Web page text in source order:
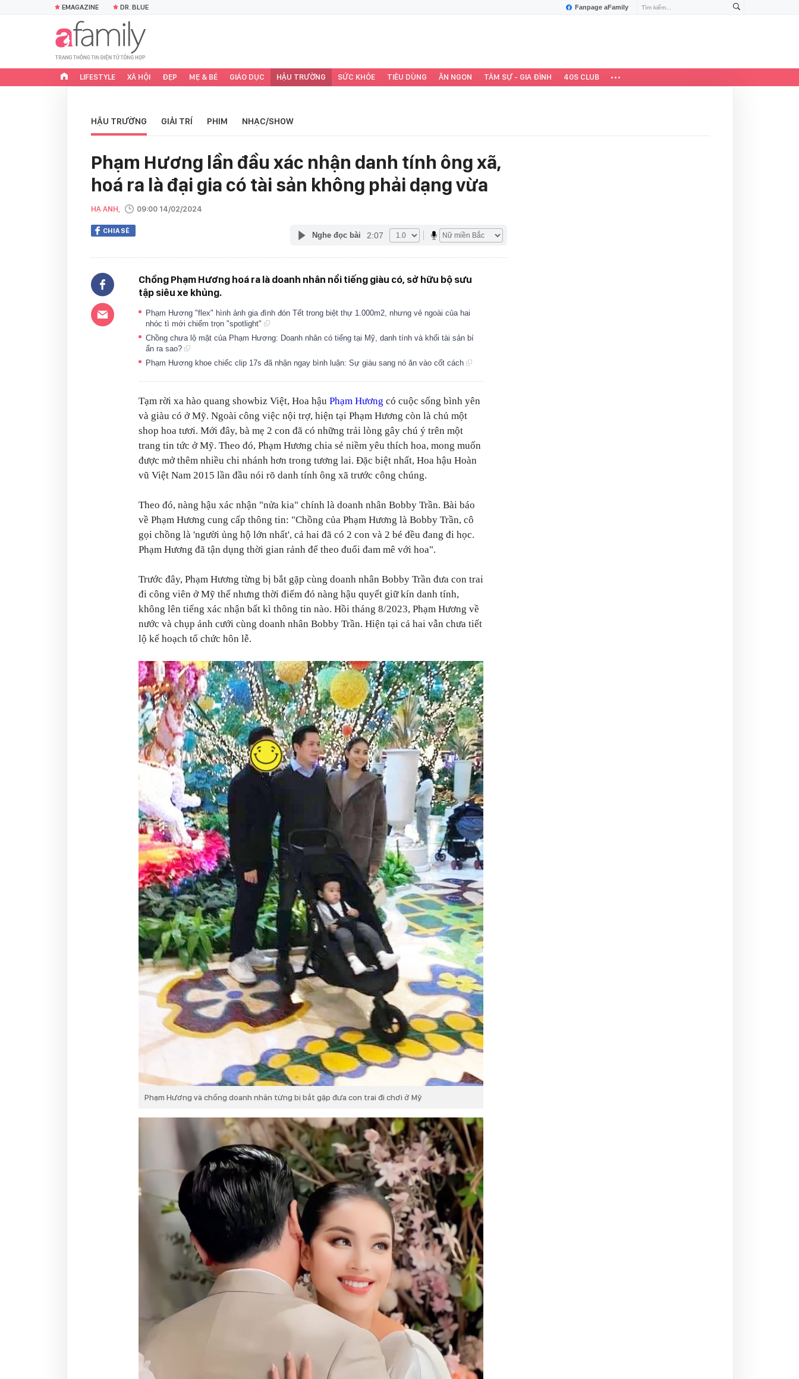
Fanpage aFamily
EMAGAZINE DR. BLUE
LIFESTYLE XÃ HỘI ĐẸP MẸ & BÉ GIÁO DỤC HẬU TRƯỜNG SỨC KHỎE TIÊU DÙNG ĂN NGON TÂM SỰ - GIA ĐÌNH 40S CLUB
HẬU TRƯỜNG GIẢI TRÍ PHIM NHẠC/SHOW
Phạm Hương lần đầu xác nhận danh tính ông xã,
hoá ra là đại gia có tài sản không phải dạng vừa
HẠ ANH, 09:00 14/02/2024
CHIA SẺ Nghe đọc bài 2:07
Chồng Phạm Hương hoá ra là doanh nhân nổi tiếng giàu có, sở hữu bộ sưu
tập siêu xe khủng.
Phạm Hương "flex" hình ảnh gia đình đón Tết trong biệt thự 1.000m2, nhưng vẻ ngoài của hai
nhóc tì mới chiếm trọn "spotlight"
Chồng chưa lộ mặt của Phạm Hương: Doanh nhân có tiếng tại Mỹ, danh tính và khối tài sản bí
ẩn ra sao?
Phạm Hương khoe chiếc clip 17s đã nhận ngay bình luận: Sự giàu sang nó ăn vào cốt cách
Tạm rời xa hào quang showbiz Việt, Hoa hậu Phạm Hương có cuộc sống bình yên
và giàu có ở Mỹ. Ngoài công việc nội trợ, hiện tại Phạm Hương còn là chủ một
shop hoa tươi. Mới đây, bà mẹ 2 con đã có những trải lòng gây chú ý trên một
trang tin tức ở Mỹ. Theo đó, Phạm Hương chia sẻ niềm yêu thích hoa, mong muốn
được mở thêm nhiều chi nhánh hơn trong tương lai. Đặc biệt nhất, Hoa hậu Hoàn
vũ Việt Nam 2015 lần đầu nói rõ danh tính ông xã trước công chúng.
Theo đó, nàng hậu xác nhận "nửa kia" chính là doanh nhân Bobby Trần. Bài báo
về Phạm Hương cung cấp thông tin: "Chồng của Phạm Hương là Bobby Trần, cô
gọi chồng là 'người ủng hộ lớn nhất', cả hai đã có 2 con và 2 bé đều đang đi học.
Phạm Hương đã tận dụng thời gian rảnh để theo đuổi đam mê với hoa".
Trước đây, Phạm Hương từng bị bắt gặp cùng doanh nhân Bobby Trần đưa con trai
đi công viên ở Mỹ thế nhưng thời điểm đó nàng hậu quyết giữ kín danh tính,
không lên tiếng xác nhận bất kì thông tin nào. Hồi tháng 8/2023, Phạm Hương về
nước và chụp ảnh cưới cùng doanh nhân Bobby Trần. Hiện tại cả hai vẫn chưa tiết
lộ kế hoạch tổ chức hôn lễ.
Phạm Hương và chồng doanh nhân từng bị bắt gặp đưa con trai đi chơi ở Mỹ